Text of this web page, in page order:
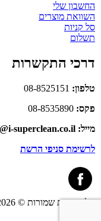
החשבון שלי
השוואת מוצרים
סל קניות
תשלום
דרכי התקשרות
טלפון:
פקס: 08-8535890
מייל: superclean.online@i-superclean.co.il
לרשימת סניפי הרשת
כל הזכויות שמורות © 2026